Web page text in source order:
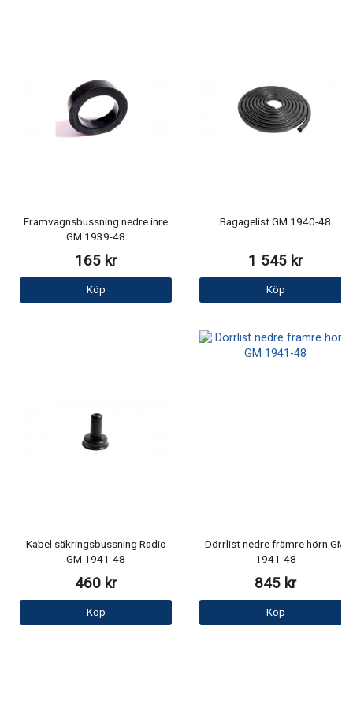
Framvagnsbussning nedre inre
GM 1939-48
165 kr
Köp
Bagagelist GM 1940-48
1 545 kr
Köp
Kabel säkringsbussning Radio
GM 1941-48
460 kr
Köp
Dörrlist nedre främre hörn GM
1941-48
845 kr
Köp